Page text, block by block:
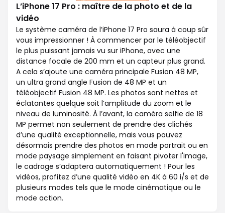
L’iPhone 17 Pro : maître de la photo et de la
vidéo
Le système caméra de l’iPhone 17 Pro saura à coup sûr
vous impressionner ! À commencer par le téléobjectif
le plus puissant jamais vu sur iPhone, avec une
distance focale de 200 mm et un capteur plus grand.
A cela s’ajoute une caméra principale Fusion 48 MP,
un ultra grand angle Fusion de 48 MP et un
téléobjectif Fusion 48 MP. Les photos sont nettes et
éclatantes quelque soit l’amplitude du zoom et le
niveau de luminosité. À l’avant, la caméra selfie de 18
MP permet non seulement de prendre des clichés
d’une qualité exceptionnelle, mais vous pouvez
désormais prendre des photos en mode portrait ou en
mode paysage simplement en faisant pivoter l'image,
le cadrage s’adaptera automatiquement ! Pour les
vidéos, profitez d’une qualité vidéo en 4K à 60 i/s et de
plusieurs modes tels que le mode cinématique ou le
mode action.